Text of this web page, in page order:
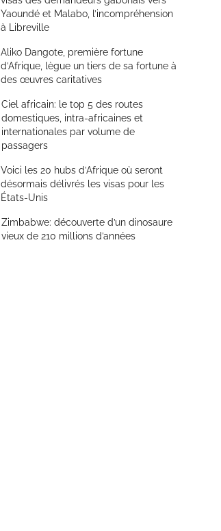
Yaoundé et Malabo, l’incompréhension
à Libreville
Aliko Dangote, première fortune
d’Afrique, lègue un tiers de sa fortune à
des œuvres caritatives
Ciel africain: le top 5 des routes
domestiques, intra-africaines et
internationales par volume de
passagers
Voici les 20 hubs d’Afrique où seront
désormais délivrés les visas pour les
États-Unis
Zimbabwe: découverte d’un dinosaure
vieux de 210 millions d’années